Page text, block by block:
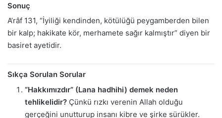
Sonuç
A’râf 131, “İyiliği kendinden, kötülüğü peygamberden bilen
bir kalp; hakikate kör, merhamete sağır kalmıştır” diyen bir
basiret ayetidir.
Sıkça Sorulan Sorular
“Hakkımızdır” (Lana hadhihi) demek neden
tehlikelidir? Çünkü rızkı verenin Allah olduğu
gerçeğini unutturup insanı kibre ve şirke sürükler.